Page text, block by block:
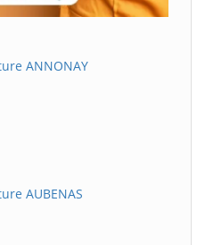
ANNONAY
AUBENAS